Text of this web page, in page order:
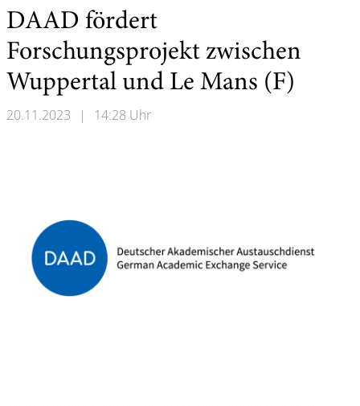
DAAD fördert
Forschungsprojekt zwischen
Wuppertal und Le Mans (F)
20.11.2023 | 14:28 Uhr